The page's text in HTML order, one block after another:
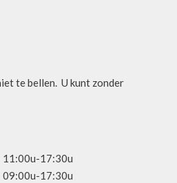
te bellen. U kunt zonder
11:00u-17:30u
09:00u-17:30u